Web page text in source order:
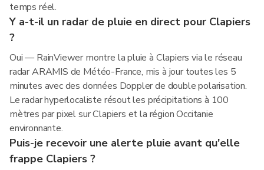
temps réel.
Y a-t-il un radar de pluie en direct pour Clapiers
?
Oui — RainViewer montre la pluie à Clapiers via le réseau
radar ARAMIS de Météo-France, mis à jour toutes les 5
minutes avec des données Doppler de double polarisation.
Le radar hyperlocaliste résout les précipitations à 100
mètres par pixel sur Clapiers et la région Occitanie
environnante.
Puis-je recevoir une alerte pluie avant qu'elle
frappe Clapiers ?